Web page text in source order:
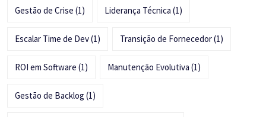
Gestão de Crise (1) Liderança Técnica (1)
Escalar Time de Dev(1) Transição de Fornecedor(1)
ROI em Software (1) Manutenção Evolutiva (1)
Gestão de Backlog (1)